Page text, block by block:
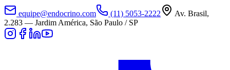
equipe@endocrino.com (11) 5053-2222
Av. Brasil,
2.283 — Jardim América, São Paulo / SP